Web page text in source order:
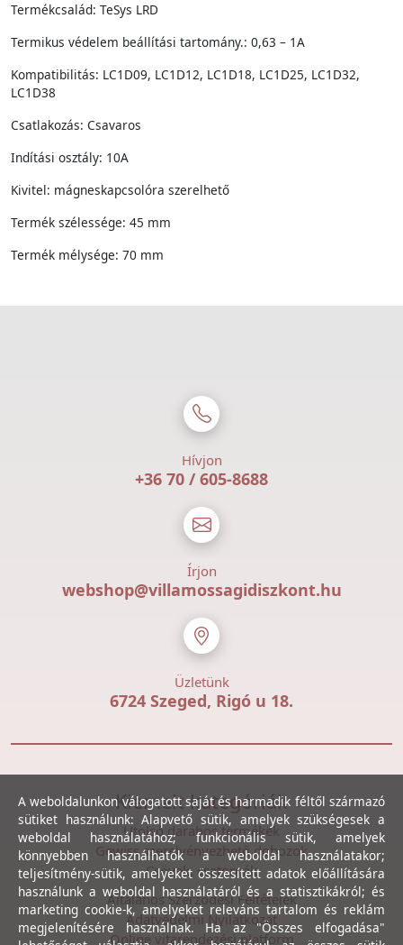
Termékcsalád: TeSys LRD
Termikus védelem beállítási tartomány.: 0,63 – 1A
Kompatibilitás: LC1D09, LC1D12, LC1D18, LC1D25, LC1D32,
LC1D38
Csatlakozás: Csavaros
Indítási osztály: 10A
Kivitel: mágneskapcsolóra szerelhető
Termék szélessége: 45 mm
Termék mélysége: 70 mm
Hívjon
+36 70 / 605-8688
Írjon
webshop@villamossagidiszkont.hu
Üzletünk
6724 Szeged, Rigó u 18.
Kiemelt kategóriák
Utolsó darabos termékek
Gewiss szerelvényezhető dobozok
Csövek, csatornák
Általános Szerződési Feltételek
Adatvédelmi Nyilatkozat
Online vitarendezési platform
A weboldalunkon válogatott saját és harmadik féltől származó
sütiket használunk: Alapvető sütik, amelyek szükségesek a
weboldal használatához; funkcionális sütik, amelyek
könnyebben használhatók a weboldal használatakor;
teljesítmény-sütik, amelyeket összesített adatok előállítására
használunk a weboldal használatáról és a statisztikákról; és
marketing cookie-k, amelyeket releváns tartalom és reklám
megjelenítésére használnak. Ha az "Összes elfogadása"